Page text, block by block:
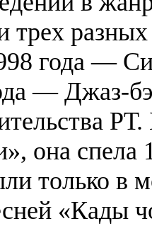
трех
года —
— Джаз-
она спела
только в
«Кады